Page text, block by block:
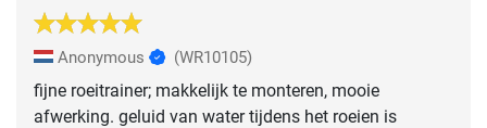
Anonymous (WR10105)
fijne roeitrainer; makkelijk te monteren, mooie
afwerking. geluid van water tijdens het roeien is